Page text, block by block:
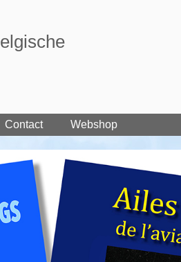
Contact Webshop
Cart